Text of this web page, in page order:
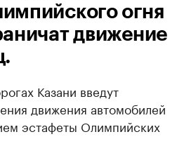
огня
движение
Казани введут
движения автомобилей
эстафеты Олимпийских